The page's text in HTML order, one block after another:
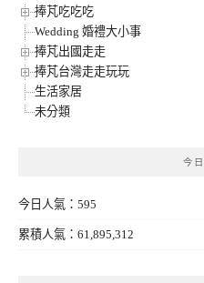
捧芃吃吃吃
Wedding 婚禮大小事
捧芃出國走走
捧芃台灣走走玩玩
生活家居
未分類
今
今日人氣：595
累積人氣：61,895,312